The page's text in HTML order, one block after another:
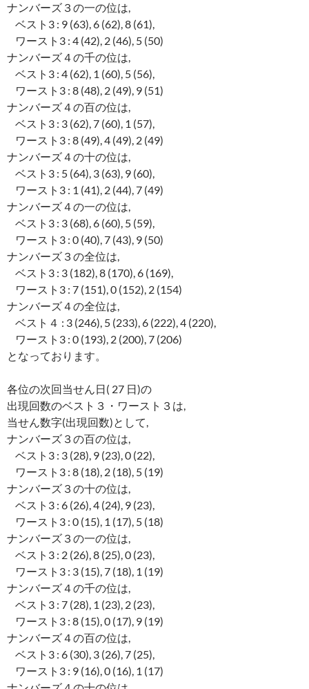
ナンバーズ３の一の位は,
ベスト3 : 9 (63), 6 (62), 8 (61),
ワースト3 : 4 (42), 2 (46), 5 (50)
ナンバーズ４の千の位は,
ベスト3 : 4 (62), 1 (60), 5 (56),
ワースト3 : 8 (48), 2 (49), 9 (51)
ナンバーズ４の百の位は,
ベスト3 : 3 (62), 7 (60), 1 (57),
ワースト3 : 8 (49), 4 (49), 2 (49)
ナンバーズ４の十の位は,
ベスト3 : 5 (64), 3 (63), 9 (60),
ワースト3 : 1 (41), 2 (44), 7 (49)
ナンバーズ４の一の位は,
ベスト3 : 3 (68), 6 (60), 5 (59),
ワースト3 : 0 (40), 7 (43), 9 (50)
ナンバーズ３の全位は,
ベスト3 : 3 (182), 8 (170), 6 (169),
ワースト3 : 7 (151), 0 (152), 2 (154)
ナンバーズ４の全位は,
ベスト４ : 3 (246), 5 (233), 6 (222), 4 (220),
ワースト3 : 0 (193), 2 (200), 7 (206)
となっております。
各位の次回当せん日( 27 日)の
出現回数のベスト３・ワースト３は,
当せん数字(出現回数)として,
ナンバーズ３の百の位は,
ベスト3 : 3 (28), 9 (23), 0 (22),
ワースト3 : 8 (18), 2 (18), 5 (19)
ナンバーズ３の十の位は,
ベスト3 : 6 (26), 4 (24), 9 (23),
ワースト3 : 0 (15), 1 (17), 5 (18)
ナンバーズ３の一の位は,
ベスト3 : 2 (26), 8 (25), 0 (23),
ワースト3 : 3 (15), 7 (18), 1 (19)
ナンバーズ４の千の位は,
ベスト3 : 7 (28), 1 (23), 2 (23),
ワースト3 : 8 (15), 0 (17), 9 (19)
ナンバーズ４の百の位は,
ベスト3 : 6 (30), 3 (26), 7 (25),
ワースト3 : 9 (16), 0 (16), 1 (17)